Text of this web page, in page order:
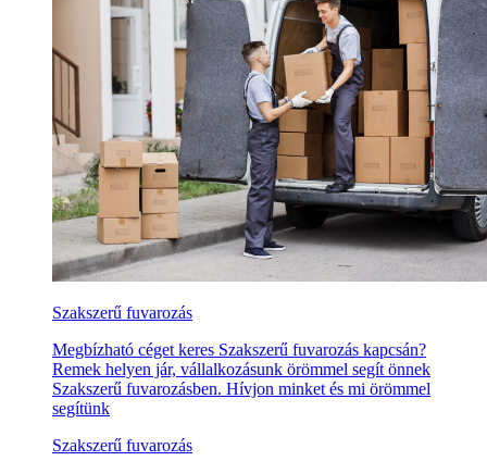
Szakszerű fuvarozás
Megbízható céget keres Szakszerű fuvarozás kapcsán?
Remek helyen jár, vállalkozásunk örömmel segít önnek
Szakszerű fuvarozásben. Hívjon minket és mi örömmel
segítünk
Szakszerű fuvarozás